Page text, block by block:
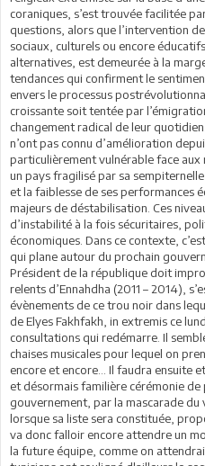
coraniques, s’est trouvée facilitée
questions, alors que l’intervention
sociaux, culturels ou encore
alternatives, est demeurée à la
tendances qui confirment le
envers le processus
croissante soit tentée par
changement radical de leur
n’ont pas connu d’amélioration
particulièrement vulnérable face aux
un pays fragilisé par sa
et la faiblesse de ses performances
majeurs de déstabilisation. Ces
d’instabilité à la fois sécuritaires,
économiques. Dans ce contexte,
qui plane autour du prochain
Président de la république doit
relents d’Ennahdha (2011 – 2014),
évènements de ce trou noir dans
de Elyes Fakhfakh, in extremis ce
consultations qui redémarre. Il
chaises musicales pour lequel on
encore et encore… Il faudra ensuite
et désormais familière cérémonie
gouvernement, par la mascarade
lorsque sa liste sera constituée,
va donc falloir encore attendre un
la future équipe, comme on